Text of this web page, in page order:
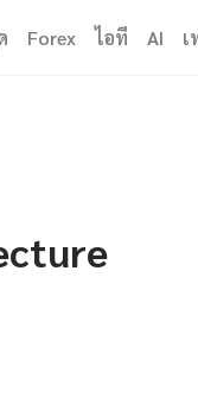
Forex ไอที AI เ